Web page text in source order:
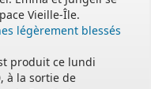
Vieille-Île.
légèrement blessés
produit ce lundi
à la sortie de